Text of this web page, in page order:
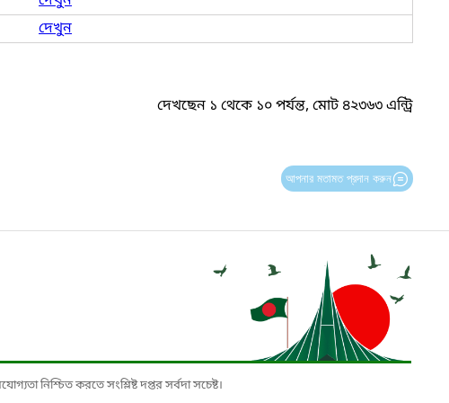
দেখুন
দেখছেন ১ থেকে ১০ পর্যন্ত, মোট ৪২৩৬৩ এন্ট্রি
আপনার মতামত প্রদান করুন
নিশ্চিত করতে সংশ্লিষ্ট দপ্তর সর্বদা সচেষ্ট।